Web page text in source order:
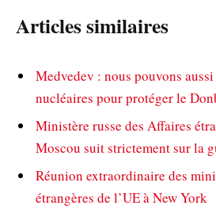
Articles similaires
Medvedev : nous pouvons
nucléaires pour protéger le
Ministère russe des Affaires
Moscou suit strictement sur la
Réunion extraordinaire des
étrangères de l’UE à New York